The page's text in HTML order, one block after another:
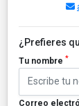
¿Prefieres
Tu nombre *
Correo